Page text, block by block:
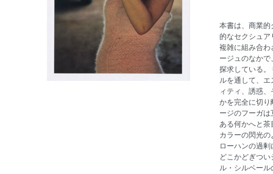
本書は、商業的
的なセクシュア
複雑に組み合わ
ージュのなか
探求している。
ルを通して、
ィティ、誘惑
かを完全に切り
ージのフーガ
ある何かへと茶
カラーの閃光
ローハンの過
どこかどぎつ
ル・シルベー